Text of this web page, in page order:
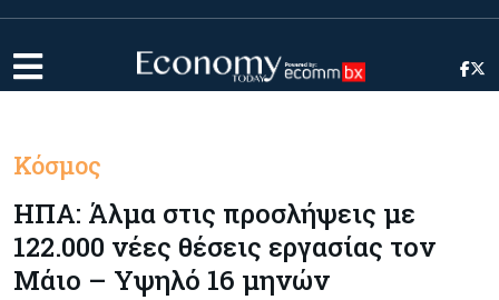
Κόσμος
ΗΠΑ: Άλμα στις προσλήψεις με
122.000 νέες θέσεις εργασίας τον
Μάιο – Υψηλό 16 μηνών